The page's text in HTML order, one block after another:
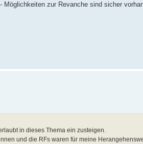
Möglichkeiten zur Revanche sind sicher
in dieses Thema ein zusteigen.
und die RFs waren für meine